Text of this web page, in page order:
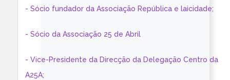
- Sócio fundador da Associação República e laicidade;
- Sócio da Associação 25 de Abril
- Vice-Presidente da Direcção da Delegação Centro da
A25A;